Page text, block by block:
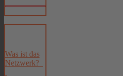
Was ist das
Netzwerk?